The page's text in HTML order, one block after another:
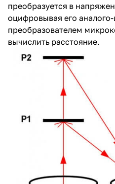
преобразуется в
оцифровывая его
преобразователем
вычислить расстояние.